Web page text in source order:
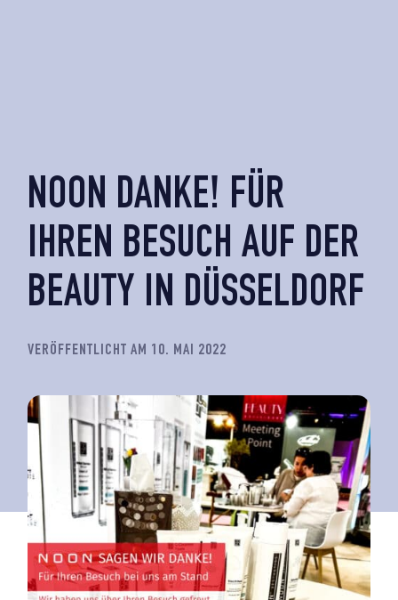
NOON DANKE! FÜR
IHREN BESUCH AUF DER
BEAUTY IN DÜSSELDORF
VERÖFFENTLICHT AM 10. MAI 2022